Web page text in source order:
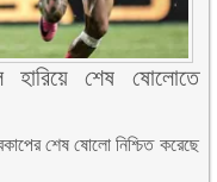
হারিয়ে শেষ ষোলোতে
শেষ ষোলো নিশ্চিত করেছে